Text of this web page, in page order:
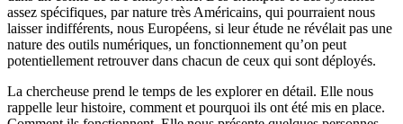
assez spécifiques, par nature très Américains, qui pourraient nous
laisser indifférents, nous Européens, si leur étude ne révélait pas une
nature des outils numériques, un fonctionnement qu’on peut
potentiellement retrouver dans chacun de ceux qui sont déployés.
La chercheuse prend le temps de les explorer en détail. Elle nous
rappelle leur histoire, comment et pourquoi ils ont été mis en place.